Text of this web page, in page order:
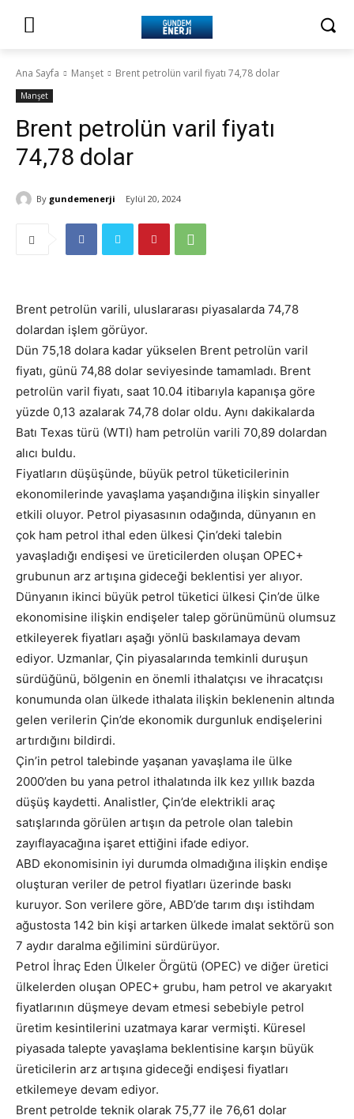
Ana Sayfa Manşet Brent petrolün varil fiyatı 74,78 dolar
Manşet
Brent petrolün varil fiyatı
74,78 dolar
By gundemenerji Eylül 20, 2024
Brent petrolün varili, uluslararası piyasalarda 74,78
dolardan işlem görüyor.
Dün 75,18 dolara kadar yükselen Brent petrolün varil
fiyatı, günü 74,88 dolar seviyesinde tamamladı. Brent
petrolün varil fiyatı, saat 10.04 itibarıyla kapanışa göre
yüzde 0,13 azalarak 74,78 dolar oldu. Aynı dakikalarda
Batı Texas türü (WTI) ham petrolün varili 70,89 dolardan
alıcı buldu.
Fiyatların düşüşünde, büyük petrol tüketicilerinin
ekonomilerinde yavaşlama yaşandığına ilişkin sinyaller
etkili oluyor. Petrol piyasasının odağında, dünyanın en
çok ham petrol ithal eden ülkesi Çin’deki talebin
yavaşladığı endişesi ve üreticilerden oluşan OPEC+
grubunun arz artışına gideceği beklentisi yer alıyor.
Dünyanın ikinci büyük petrol tüketici ülkesi Çin’de ülke
ekonomisine ilişkin endişeler talep görünümünü olumsuz
etkileyerek fiyatları aşağı yönlü baskılamaya devam
ediyor. Uzmanlar, Çin piyasalarında temkinli duruşun
sürdüğünü, bölgenin en önemli ithalatçısı ve ihracatçısı
konumunda olan ülkede ithalata ilişkin beklenenin altında
gelen verilerin Çin’de ekonomik durgunluk endişelerini
artırdığını bildirdi.
Çin’in petrol talebinde yaşanan yavaşlama ile ülke
2000’den bu yana petrol ithalatında ilk kez yıllık bazda
düşüş kaydetti. Analistler, Çin’de elektrikli araç
satışlarında görülen artışın da petrole olan talebin
zayıflayacağına işaret ettiğini ifade ediyor.
ABD ekonomisinin iyi durumda olmadığına ilişkin endişe
oluşturan veriler de petrol fiyatları üzerinde baskı
kuruyor. Son verilere göre, ABD’de tarım dışı istihdam
ağustosta 142 bin kişi artarken ülkede imalat sektörü son
7 aydır daralma eğilimini sürdürüyor.
Petrol İhraç Eden Ülkeler Örgütü (OPEC) ve diğer üretici
ülkelerden oluşan OPEC+ grubu, ham petrol ve akaryakıt
fiyatlarının düşmeye devam etmesi sebebiyle petrol
üretim kesintilerini uzatmaya karar vermişti. Küresel
piyasada talepte yavaşlama beklentisine karşın büyük
üreticilerin arz artışına gideceği endişesi fiyatları
etkilemeye devam ediyor.
Brent petrolde teknik olarak 75,77 ile 76,61 dolar